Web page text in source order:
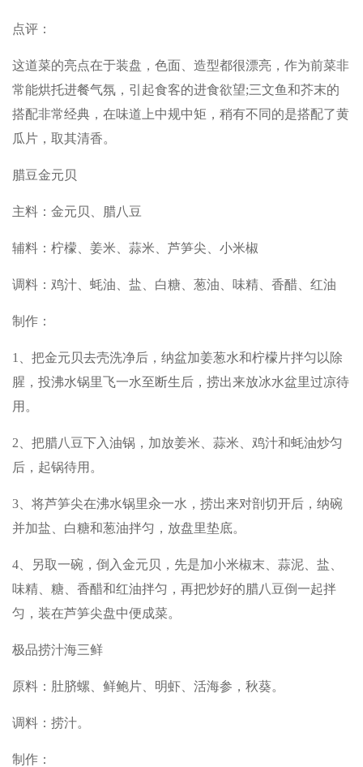
点评：
这道菜的亮点在于装盘，色面、造型都很漂亮，作为前菜非
常能烘托进餐气氛，引起食客的进食欲望;三文鱼和芥末的
搭配非常经典，在味道上中规中矩，稍有不同的是搭配了黄
瓜片，取其清香。
腊豆金元贝
主料：金元贝、腊八豆
辅料：柠檬、姜米、蒜米、芦笋尖、小米椒
调料：鸡汁、蚝油、盐、白糖、葱油、味精、香醋、红油
制作：
1、把金元贝去壳洗净后，纳盆加姜葱水和柠檬片拌匀以除
腥，投沸水锅里飞一水至断生后，捞出来放冰水盆里过凉待
用。
2、把腊八豆下入油锅，加放姜米、蒜米、鸡汁和蚝油炒匀
后，起锅待用。
3、将芦笋尖在沸水锅里汆一水，捞出来对剖切开后，纳碗
并加盐、白糖和葱油拌匀，放盘里垫底。
4、另取一碗，倒入金元贝，先是加小米椒末、蒜泥、盐、
味精、糖、香醋和红油拌匀，再把炒好的腊八豆倒一起拌
匀，装在芦笋尖盘中便成菜。
极品捞汁海三鲜
原料：肚脐螺、鲜鲍片、明虾、活海参，秋葵。
调料：捞汁。
制作：